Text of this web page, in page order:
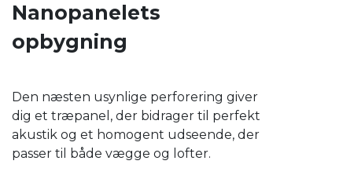
Nanopanelets
opbygning
Den næsten usynlige perforering giver
dig et træpanel, der bidrager til perfekt
akustik og et homogent udseende, der
passer til både vægge og lofter.